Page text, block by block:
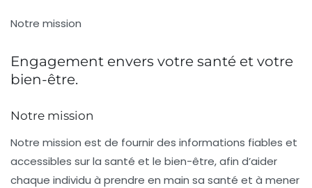
Notre mission
Engagement envers votre santé et votre
bien-être.
Notre mission
Notre mission est de fournir des informations fiables et
accessibles sur la santé et le bien-être, afin d’aider
chaque individu à prendre en main sa santé et à mener